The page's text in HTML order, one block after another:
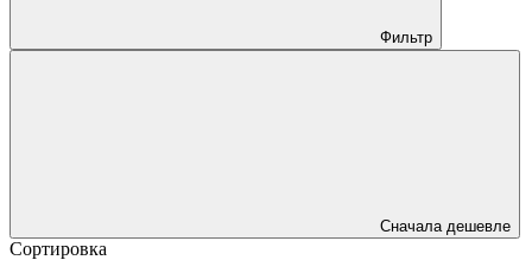
Фильтр
Сначала дешевле
Сортировка